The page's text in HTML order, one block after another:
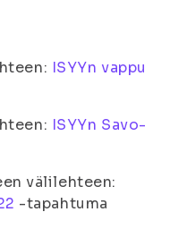
ISYYn vappu
ISYYn Savo-
välilehteen:
-tapahtuma